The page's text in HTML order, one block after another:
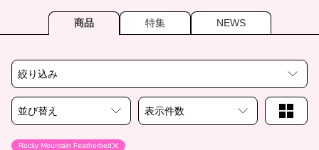
商品 特集 NEWS
絞り込み
並び替え 表示件数
Rocky Mountain Featherbed